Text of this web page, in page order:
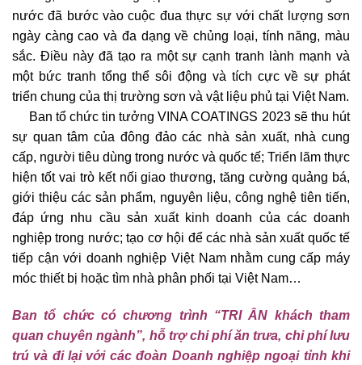
nước đã bước vào cuộc đua thực sự với chất lượng sơn
ngày càng cao và đa dạng về chủng loại, tính năng, màu
sắc. Điều này đã tạo ra một sự cạnh tranh lành mạnh và
một bức tranh tổng thể sôi động và tích cực về sự phát
triển chung của thị trường sơn và vật liệu phủ tại Việt Nam.
Ban tổ chức tin tưởng VINA COATINGS 2023 sẽ thu hút
sự quan tâm của đông đảo các nhà sản xuất, nhà cung
cấp, người tiêu dùng trong nước và quốc tế; Triển lãm thực
hiện tốt vai trò kết nối giao thương, tăng cường quảng bá,
giới thiệu các sản phẩm, nguyên liệu, công nghệ tiên tiến,
đáp ứng nhu cầu sản xuất kinh doanh của các doanh
nghiệp trong nước; tạo cơ hội để các nhà sản xuất quốc tế
tiếp cận với doanh nghiệp Việt Nam nhằm cung cấp máy
móc thiết bị hoặc tìm nhà phân phối tại Việt Nam…
Ban tổ chức có chương trình “TRI ÂN khách tham
quan chuyên ngành”, hỗ trợ chi phí ăn trưa, chi phí lưu
trú và đi lại với các đoàn Doanh nghiệp ngoại tỉnh khi